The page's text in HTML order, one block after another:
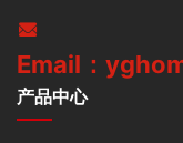
Email：
产品中心